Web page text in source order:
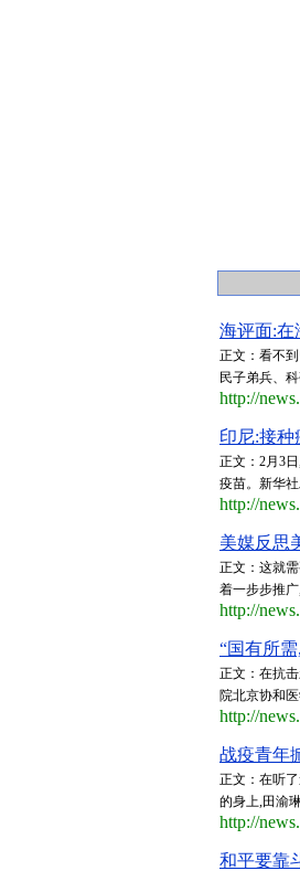
海评面:在
正文：看不
民子弟兵、
http://
印尼:接种
正文：2月3
疫苗。新华
http://
美媒反思
正文：这就
着一步步推
http://
“国有所
正文：在抗
院北京协和
http://
战疫青年
正文：在听
的身上,田渝
http://
和平要靠